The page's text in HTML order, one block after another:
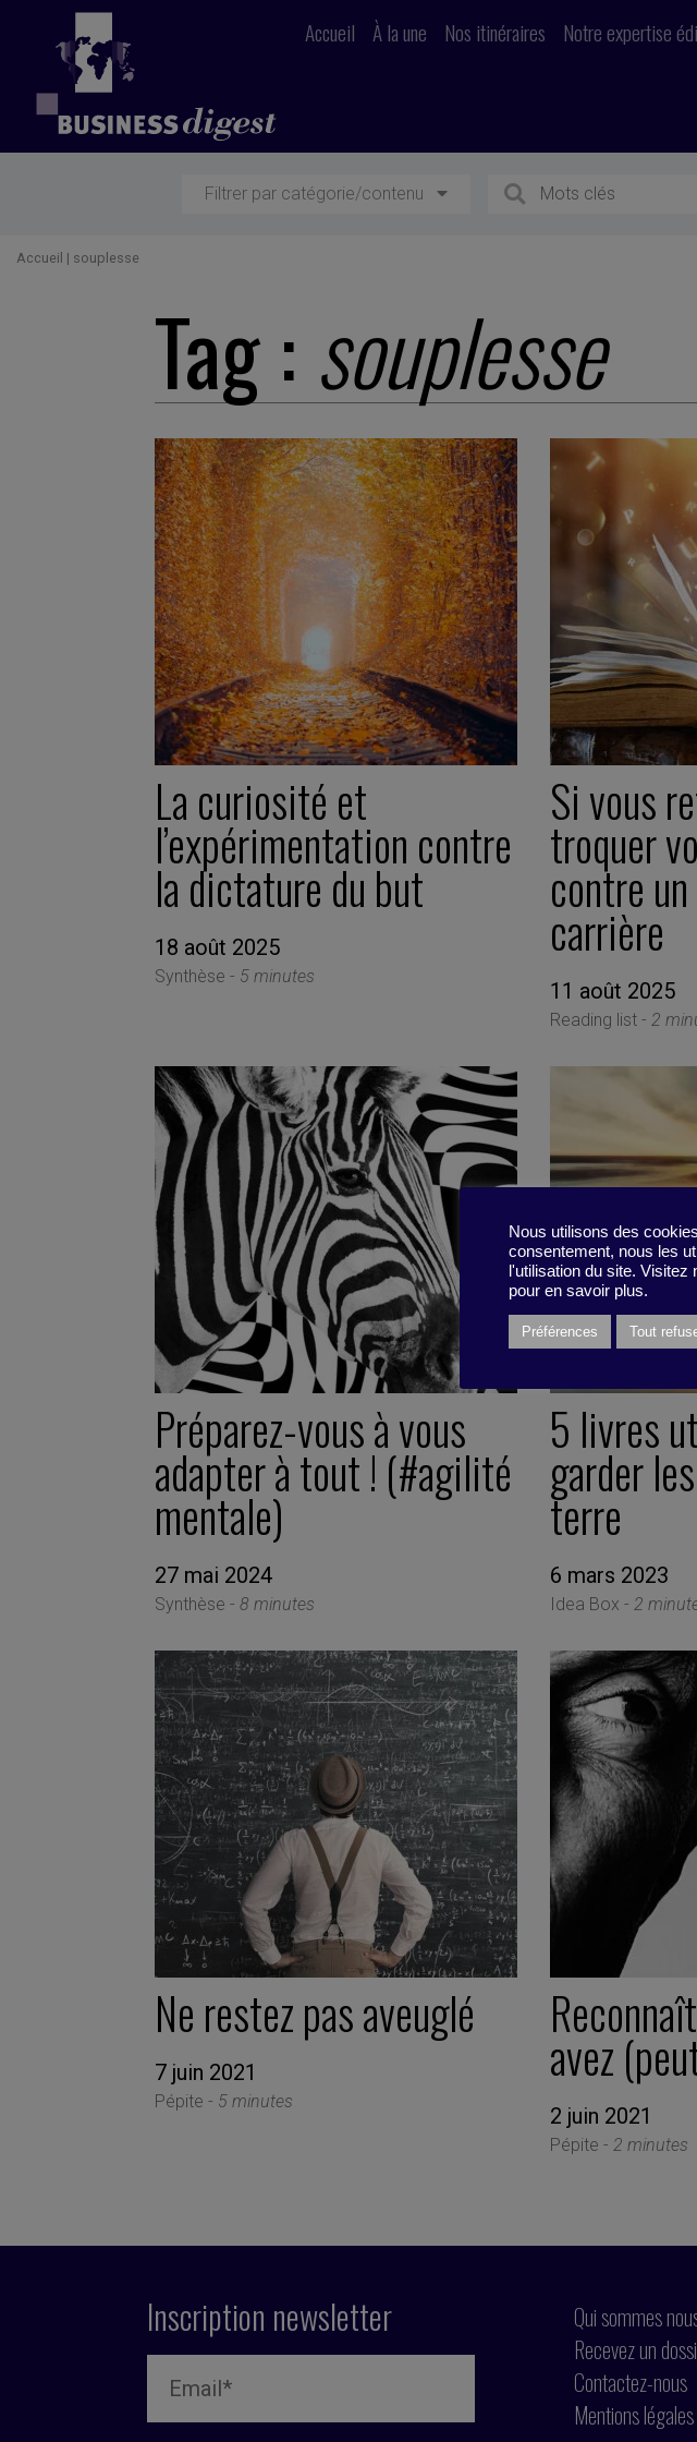
Accueil À la une Nos itinéraires Notre expertise
Filtrer par catégorie/contenu
Accueil | souplesse
Tag : souplesse
La curiosité et
l’expérimentation contre
la dictature du but
18 août 2025
Synthèse - 5 minutes
Si vous
troquer
contre
carrière
11 août 2025
Reading list - 2
Préparez-vous à vous
adapter à tout ! (#agilité
mentale)
27 mai 2024
Synthèse - 8 minutes
5 livres
garder
terre
6 mars 2023
Idea Box - 2
Ne restez pas aveuglé
7 juin 2021
Pépite - 5 minutes
avez
2 juin 2021
Pépite - 2 minutes
Inscription newsletter
Qui sommes
Recevez un
Contactez-nous
Mentions légales
Nous utilisons des
consentement, nous les
l'utilisation du site. Visitez
pour en savoir plus.
Préférences Tout